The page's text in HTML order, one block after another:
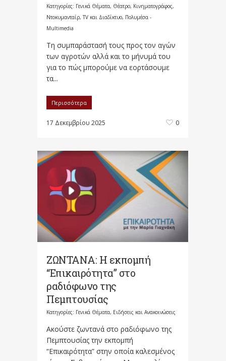
Κατηγορίες: Γενικά Θέματα, Θέατρο, Κινηματογράφος,
Ντοκυμανταίρ, TV και Διαδίκτυο, Πολυμέσα -
Multimedia
Τη συμπαράστασή τους προς τον αγών
των αγροτών αλλά και το μήνυμά του
για το πώς μπορούμε να εορτάσουμε
τα...
Περισσότερα
17 Δεκεμβρίου 2025 0
ΖΩΝΤΑΝΑ: Η εκπομπή
“Επικαιρότητα” στο
ραδιόφωνο της
Πεμπτουσίας
Κατηγορίες: Γενικά Θέματα, Ειδήσεις και Ανακοινώσεις
Ακούστε ζωντανά στο ραδιόφωνο της
Πεμπτουσίας την εκπομπή
“Επικαιρότητα” στην οποία καλεσμένος